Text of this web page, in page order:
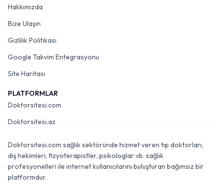
Hakkımızda
Bize Ulaşın
Gizlilik Politikası
Google Takvim Entegrasyonu
Site Haritası
PLATFORMLAR
Doktorsitesi.com
Doktorsitesi.az
Doktorsitesi.com sağlık sektöründe hizmet veren tıp doktorları,
diş hekimleri, fizyoterapistler, psikologlar vb. sağlık
profesyonelleri ile internet kullanıcılarını buluşturan bağımsız bir
platformdur.